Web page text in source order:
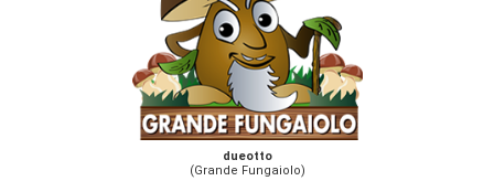
dueotto
(Grande Fungaiolo)